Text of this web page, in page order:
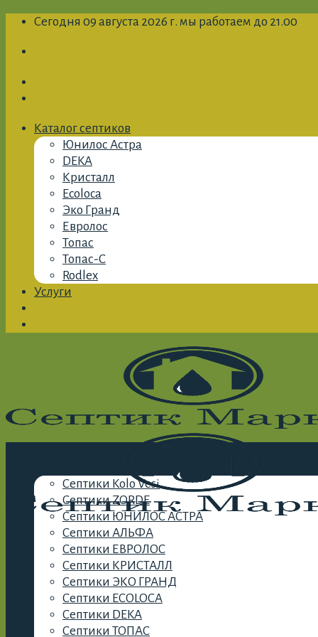
Skip
content
Сегодня 09 августа 2026 г. мы работаем до 21.00
Каталог септиков
Юнилос Астра
DEKA
Кристалл
Ecoloca
Эко Гранд
Евролос
Топас
Топас-С
Rodlex
Услуги
Септики Kolo Vesi
Септики ZORDE
Септики ЮНИЛОС АСТРА
Септики АЛЬФА
Септики ЕВРОЛОС
Септики КРИСТАЛЛ
Септики ЭКО ГРАНД
Септики ECOLOCA
Септики DEKA
Септики ТОПАС